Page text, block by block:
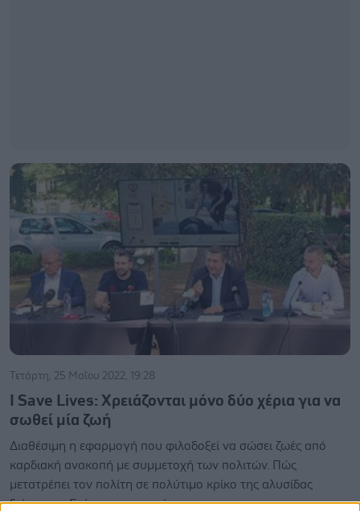
Τετάρτη, 25 Μαΐου 2022, 19:28
I Save Lives: Χρειάζονται μόνο δύο χέρια για να
σωθεί μία ζωή
Διαθέσιμη η εφαρμογή που φιλοδοξεί να σώσει ζωές από
καρδιακή ανακοπή με συμμετοχή των πολιτών. Πώς
μετατρέπει τον πολίτη σε πολύτιμο κρίκο της αλυσίδας
διάσωσης. Επίσημη παρουσίαση.